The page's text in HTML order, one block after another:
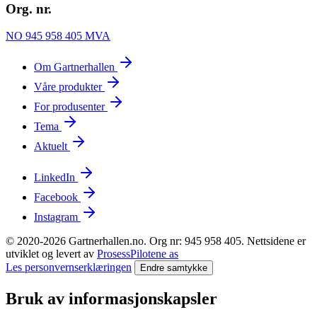
Org. nr.
NO 945 958 405 MVA
Om Gartnerhallen
Våre produkter
For produsenter
Tema
Aktuelt
LinkedIn
Facebook
Instagram
© 2020-2026 Gartnerhallen.no. Org nr: 945 958 405. Nettsidene er
utviklet og levert av ProsessPilotene as
Les personvernserklæringen
Endre samtykke
Bruk av informasjonskapsler